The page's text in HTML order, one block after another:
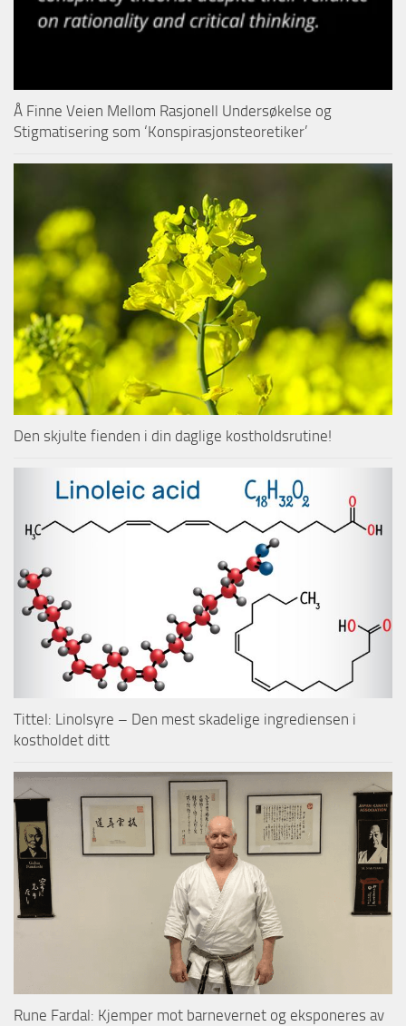
Å Finne Veien Mellom Rasjonell Undersøkelse og
Stigmatisering som ‘Konspirasjonsteoretiker’
Den skjulte fienden i din daglige kostholdsrutine!
Tittel: Linolsyre – Den mest skadelige ingrediensen i
kostholdet ditt
Rune Fardal: Kjemper mot barnevernet og eksponeres av